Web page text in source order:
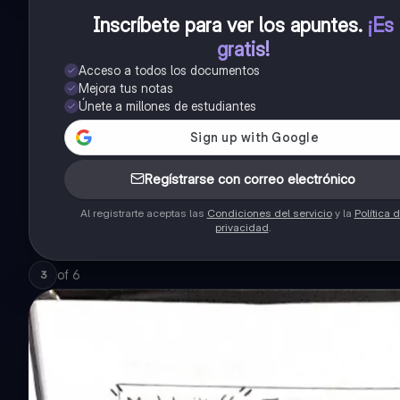
Inscríbete para ver los apuntes. ¡Es
gratis!
Acceso a todos los documentos
Mejora tus notas
Únete a millones de estudiantes
Regístrarse con correo electrónico
Al registrarte aceptas las Condiciones del servicioy la Política
privacidad.
3 of 6